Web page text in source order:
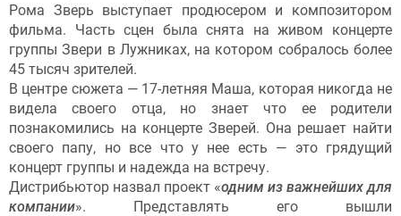
Рома Зверь выступает продюсером и композитором
фильма. Часть сцен была снята на живом концерте
группы Звери в Лужниках, на котором собралось более
45 тысяч зрителей.
В центре сюжета — 17-летняя Маша, которая никогда не
видела своего отца, но знает что ее родители
познакомились на концерте Зверей. Она решает найти
своего папу, но все что у нее есть — это грядущий
концерт группы и надежда на встречу.
Дистрибьютор назвал проект «одним из важнейших для
компании». Представлять его вышли